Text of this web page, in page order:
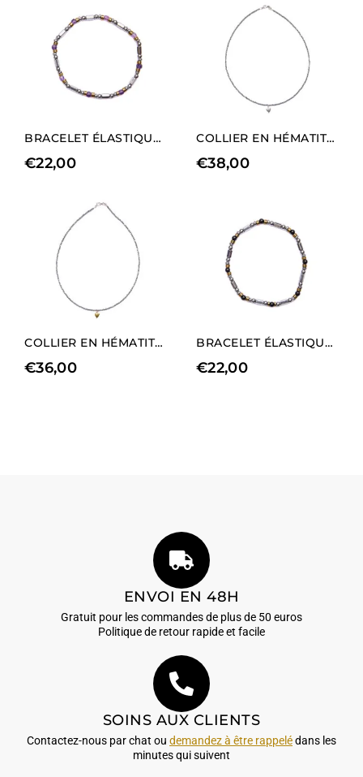
BRACELET ÉLASTIQUE POUR HOMME EN HÉMATITE ET AMÉTHYSTE RHODIÉES
€22,00
COLLIER EN HÉMATITE RHODIÉE AVEC CHARM EN FORME DE CŒUR (LONGUEUR LONGUE).
€38,00
COLLIER EN HÉMATITE RHODIÉE AVEC CHARM EN FORME DE CŒUR DORÉ (LONGUEUR MOYENNE).
€36,00
BRACELET ÉLASTIQUE POUR HOMME EN HÉMATITE RHODIÉE ET AGATE NOIRE
€22,00
ENVOI EN 48H
Gratuit pour les commandes de plus de 50 euros
Politique de retour rapide et facile
SOINS AUX CLIENTS
Contactez-nous par chat ou demandez à être rappelédans les
minutes qui suivent